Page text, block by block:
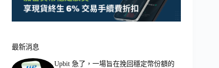
最新消息
Upbit 急了，一場旨在挽回穩定幣份額的